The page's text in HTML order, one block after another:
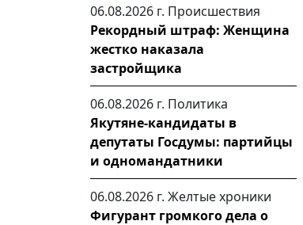
06.08.2026 г. Происшествия
Рекордный штраф: Женщина
жестко наказала
застройщика
06.08.2026 г. Политика
Якутяне-кандидаты в
депутаты Госдумы: партийцы
и одномандатники
06.08.2026 г. Желтые хроники
Фигурант громкого дела о